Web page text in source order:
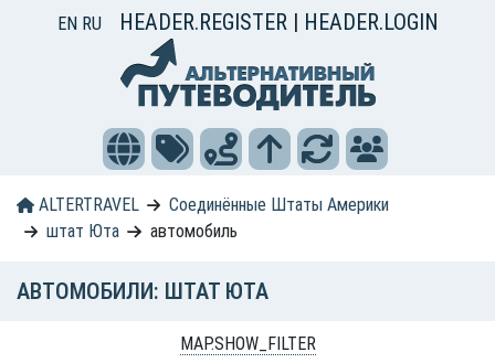
EN RU HEADER.REGISTER | HEADER.LOGIN
ALTERTRAVEL
Соединённые Штаты Америки
штат Юта
автомобиль
АВТОМОБИЛИ: ШТАТ ЮТА
MAP.SHOW_FILTER